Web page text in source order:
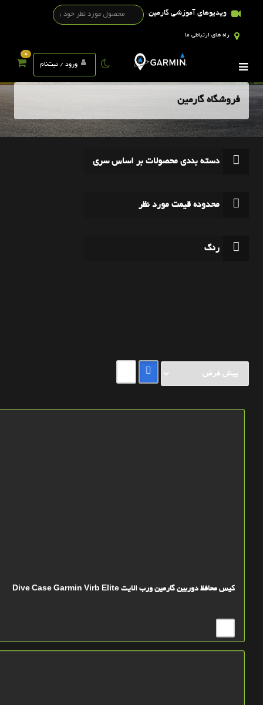
ویدیوهای آموزشی گارمین
راه های ارتباطی ما
ورود / ثبت‌نام
0
فروشگاه گارمین
دسته بندی محصولات بر اساس سری
محدوده قیمت مورد نظر
رنگ
کیس محافظ دوربین گارمین ورب الایت Dive Case Garmin Virb Elite